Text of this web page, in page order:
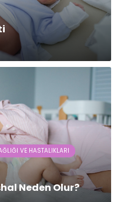
VE HASTALIKLARI
Neden Olur?